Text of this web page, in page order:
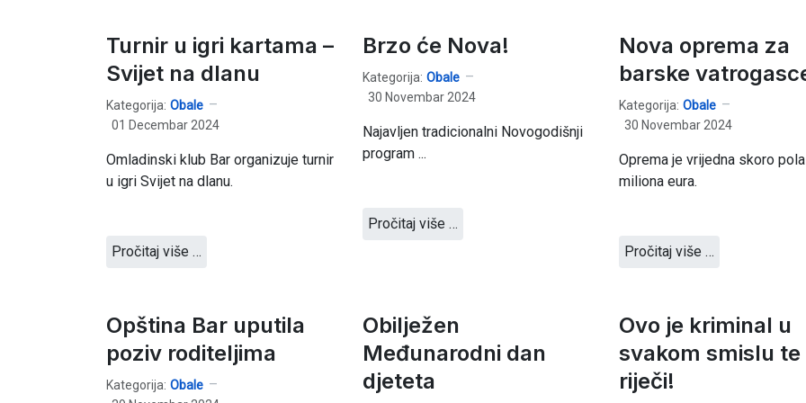
Turnir u igri kartama –
Svijet na dlanu
Kategorija: Obale
01 Decembar 2024
Omladinski klub Bar organizuje turnir
u igri Svijet na dlanu.
Pročitaj više …
Brzo će Nova!
Kategorija: Obale
30 Novembar 2024
Najavljen tradicionalni Novogodišnji
program ...
Pročitaj više …
Nova oprema za
barske
Kategorija: Obale
30 Novembar 2024
Oprema je vrijedna skoro pola
miliona eura.
Pročitaj više …
Opština Bar uputila
poziv roditeljima
Kategorija: Obale
Obilježen
Međunarodni dan
djeteta
Ovo je kriminal u
svakom smislu te
riječi!